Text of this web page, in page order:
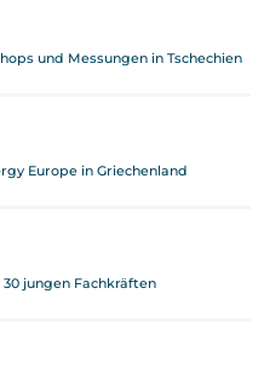
und Messungen in Tschechien
Europe in Griechenland
jungen Fachkräften